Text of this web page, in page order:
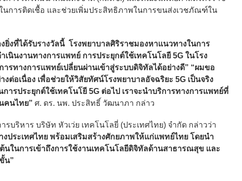
นการติดเชื้อ และช่วยเพิ่มประสิทธิภาพในการขนส่งเวชภัณฑ์ใน
ยิ่งที่ได้รับรางวัลนี้ โรงพยาบาลศิริราชมองหาแนวทางในการ
นินงานทางการแพทย์ การประยุกต์ใช้เทคโนโลยี 5G ในโรง
รทางการแพทย์เปลี่ยนผ่านเข้าสู่ระบบดิจิทัลได้อย่างดี” “ผมขอ
ต่อเนื่อง เพื่อช่วยให้วิสัยทัศน์โรงพยาบาลอัจฉริยะ 5G เป็นจริง
ารประยุกต์ใช้เทคโนโยี 5G ต่อไป เราจะนำบริการทางการแพทย์ที่
คนไทย” ศ. ดร. นพ. ประสิทธิ์ วัฒนาภา กล่าว
ริหาร บริษัท หัวเว่ย เทคโนโลยี่ (ประเทศไทย) จำกัด กล่าวว่า
ประเทศไทย พร้อมเสริมสร้างศักยภาพให้แก่แพทย์ไทย โดยนำ
นในการเข้าถึงการใช้งานเทคโนโลยีดิจิทัลด้านสาธารณสุข และ
น”